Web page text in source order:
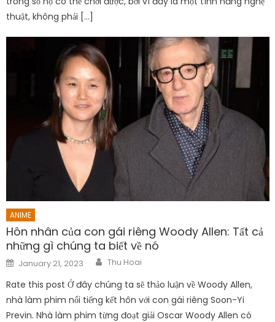
thuật, không phải […]
ANIME
Hôn nhân của con gái riêng Woody Allen: Tất cả
những gì chúng ta biết về nó
Posted
on
January 21, 2023 Author
Thu Hoai
Rate this post Ở đây chúng ta sẽ thảo luận về Woody Allen,
nhà làm phim nổi tiếng kết hôn với con gái riêng Soon-Yi
Previn. Nhà làm phim từng đoạt giải Oscar Woody Allen có